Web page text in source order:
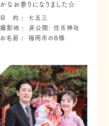
かなお参りになりました☆
目 的
七五三
撮影地
非公開: 住吉神社
お名前
福岡市のB様